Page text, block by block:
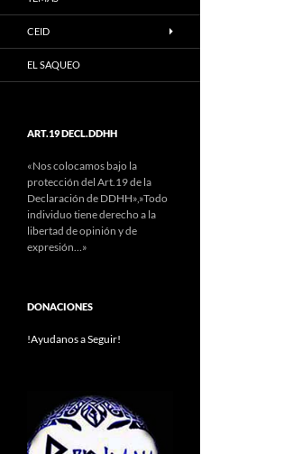
CEID
EL SAQUEO
ART.19 DECL.DDHH
«Nos colocamos bajo la
protección del Art.19 de la
Declaración de DDHH»,»Todo
individuo tiene derecho a la
libertad de opinión y de
expresión…»
DONACIONES
!Ayudanos a Seguir!